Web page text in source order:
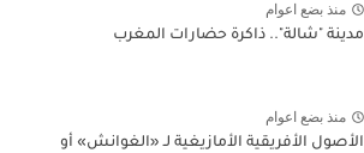
منذ بضع اعوام
مدينة "شالة".. ذاكرة حضارات المغرب
منذ بضع اعوام
الأصول الأفريقية الأمازيغية لـ «الغوانش» أو